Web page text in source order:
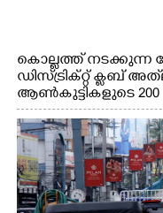
കൊല്ലത്ത് നടക്കുന്ന
ഡിസ്ട്രിക്റ്റ് ക്ലബ്
ആൺകുട്ടികളുടെ 200
മത്സരത്തിനിടെ
നായകൾ.